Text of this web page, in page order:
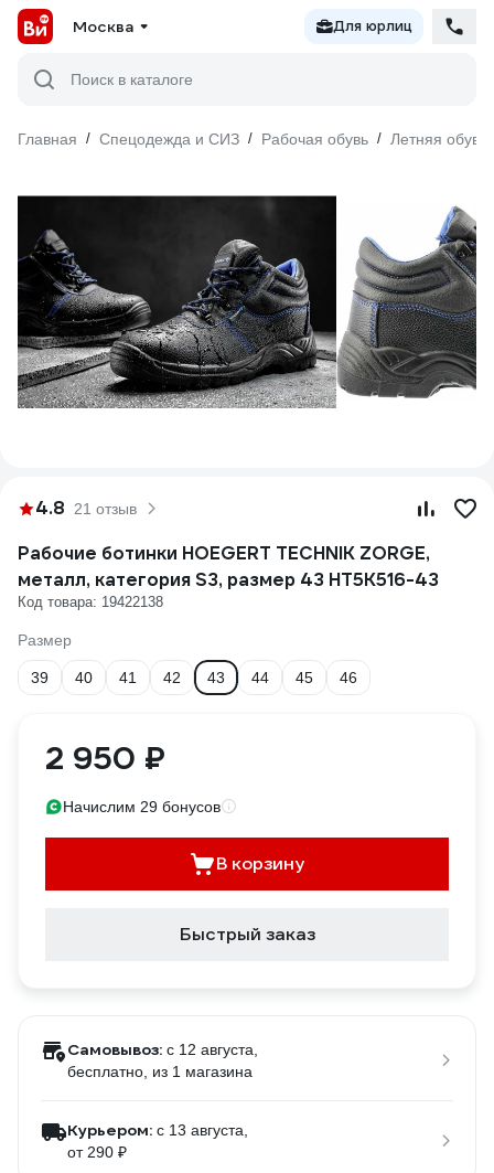
Москва Для юрлиц
Поиск в каталоге
Главная / Спецодежда и СИЗ / Рабочая обувь / Летняя обувь
4.8 21 отзыв
Рабочие ботинки HOEGERT TECHNIK ZORGE,
металл, категория S3, размер 43 HT5K516-43
Код товара: 19422138
Размер
39 40 41 42 43 44 45 46
2 950 ₽
Начислим 29 бонусов
В корзину
Быстрый заказ
Самовывоз: c 12 августа,
бесплатно , из 1 магазина
Курьером: c 13 августа,
от 290 ₽